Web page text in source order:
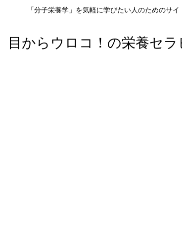
「分子栄養学」を気軽に学びたい人のためのサイ
目からウロコ！の栄養セラ